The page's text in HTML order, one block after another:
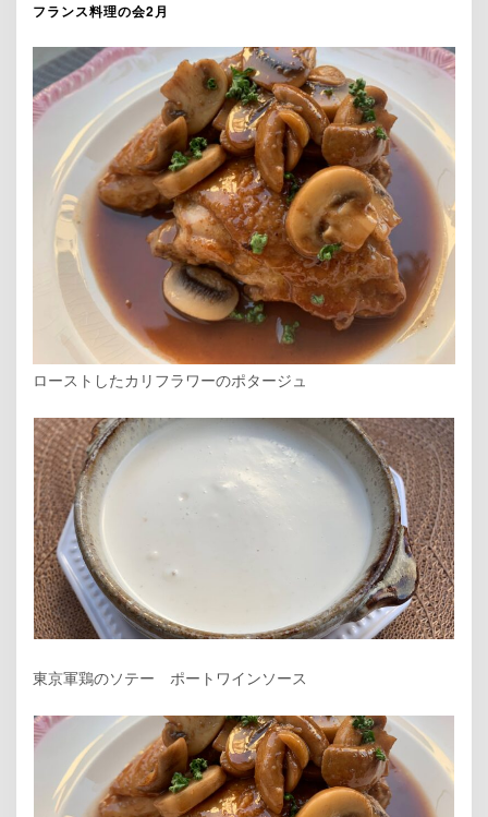
フランス料理の会2月
ローストしたカリフラワーのポタージュ
東京軍鶏のソテー ポートワインソース